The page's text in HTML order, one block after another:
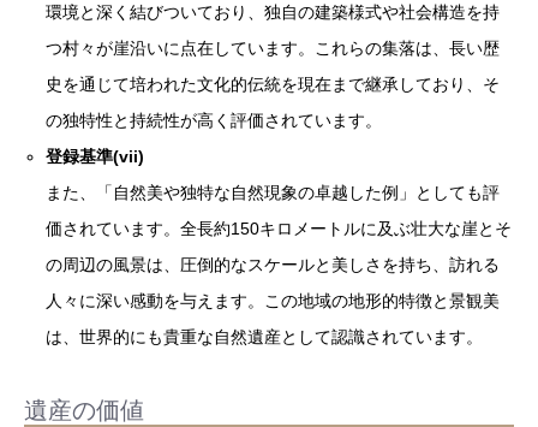
環境と深く結びついており、独自の建築様式や社会構造を持
つ村々が崖沿いに点在しています。これらの集落は、長い歴
史を通じて培われた文化的伝統を現在まで継承しており、そ
の独特性と持続性が高く評価されています。
登録基準(vii)
また、「自然美や独特な自然現象の卓越した例」としても評
価されています。全長約150キロメートルに及ぶ壮大な崖とそ
の周辺の風景は、圧倒的なスケールと美しさを持ち、訪れる
人々に深い感動を与えます。この地域の地形的特徴と景観美
は、世界的にも貴重な自然遺産として認識されています。
遺産の価値